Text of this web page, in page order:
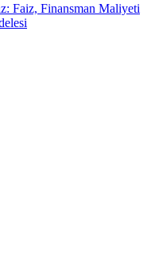
Faiz, Finansman Maliyeti